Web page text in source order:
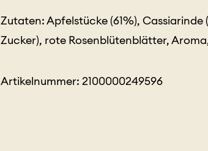
Zutaten: Apfelstücke (61%),
Zucker), rote Rosenblütenblätter,
Artikelnummer: 2100000249596